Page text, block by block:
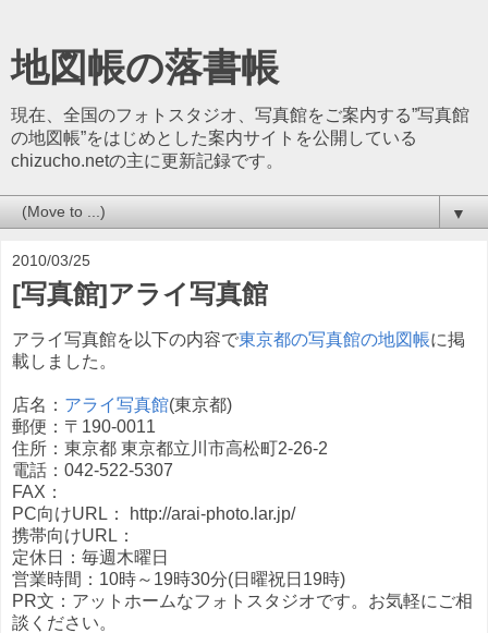
地図帳の落書帳
現在、全国のフォトスタジオ、写真館をご案内する”写真館
の地図帳”をはじめとした案内サイトを公開している
chizucho.netの主に更新記録です。
▼
2010/03/25
[写真館]アライ写真館
アライ写真館を以下の内容で東京都の写真館の地図帳に掲
載しました。
店名： アライ写真館(東京都)
郵便：〒190-0011
住所：東京都 東京都立川市高松町2-26-2
電話：042-522-5307
FAX：
PC向けURL： http://arai-photo.lar.jp/
携帯向けURL：
定休日：毎週木曜日
営業時間：10時～19時30分(日曜祝日19時)
PR文：アットホームなフォトスタジオです。お気軽にご相
談ください。